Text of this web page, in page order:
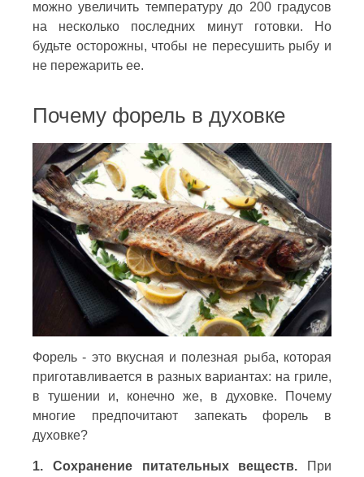
можно увеличить температуру до 200 градусов
на несколько последних минут готовки. Но
будьте осторожны, чтобы не пересушить рыбу и
не пережарить ее.
Почему форель в духовке
Форель - это вкусная и полезная рыба, которая
приготавливается в разных вариантах: на гриле,
в тушении и, конечно же, в духовке. Почему
многие предпочитают запекать форель в
духовке?
1. Сохранение питательных веществ. При